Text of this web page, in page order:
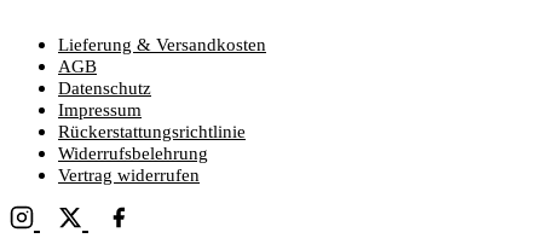
Lieferung & Versandkosten
AGB
Datenschutz
Impressum
Rückerstattungsrichtlinie
Widerrufsbelehrung
Vertrag widerrufen